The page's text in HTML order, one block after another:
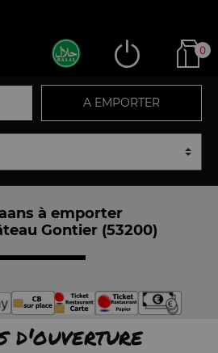
0
A EMPORTER
à emporter
Gontier (53200)
d'ouverture